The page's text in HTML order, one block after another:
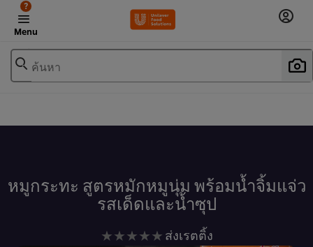
Menu
?
ค้นหา
หมูกระทะ สูตรหมักหมูนุ่ม พร้อมน้ำจิ้มแจ่ว
รสเด็ดและน้ำซุป
ไม่มี
ส่งเรตติ้ง